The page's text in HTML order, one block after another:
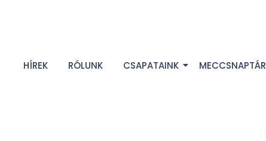
HÍREK RÓLUNK CSAPATAINK MECCSNAPTÁR